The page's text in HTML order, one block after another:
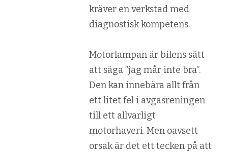
kräver en verkstad med
diagnostisk kompetens.
Motorlampan är bilens sätt
att säga ”jag mår inte bra”.
Den kan innebära allt från
ett litet fel i avgasreningen
till ett allvarligt
motorhaveri. Men oavsett
orsak är det ett tecken på att